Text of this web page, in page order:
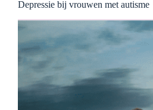
Depressie bij vrouwen met autisme